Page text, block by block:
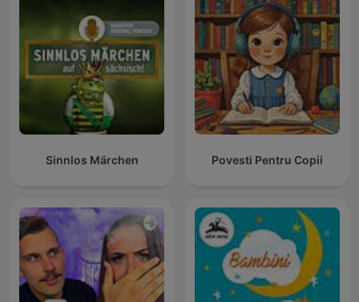
Sinnlos Märchen Povesti Pentru Copii